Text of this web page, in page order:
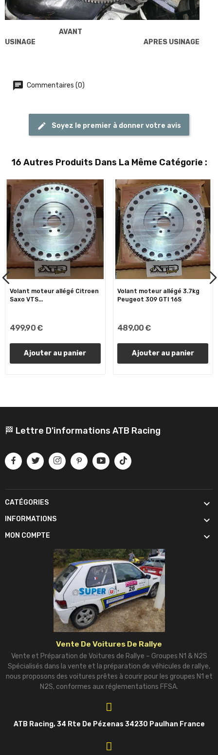
AVANT
USINAGE
APRES USINAGE
Commentaires (0)
Soyez le premier à donner votre avis
16 Autres Produits Dans La Même Catégorie :
Volant moteur allégé Citroen
Saxo VTS...
499,90 €
Ajouter au panier
Volant moteur allégé 3.7kg
Peugeot 309 GTI 16S
489,00 €
Ajouter au panier
🏁 Lettre D'informations ATB Racing
CATÉGORIES 
INFORMATIONS 
MON COMPTE 
Vente De Voitures De Rallye
Vente et Préparation de Voitures de Rallye – Groupes N1 & N2S
Spécialisés dans la vente et la préparation de véhicules de rallye,
nous proposons des voitures prêtes à courir pour les groupes N1 et
N2S, conformes aux réglementations FFSA.
ATB Racing, 34 Rte De Pézenas 34230 Paulhan France